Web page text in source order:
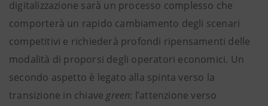
digitalizzazione sarà un processo complesso che
comporterà un rapido cambiamento degli scenari
competitivi e richiederà profondi ripensamenti delle
modalità di proporsi degli operatori economici. Un
secondo aspetto è legato alla spinta verso la
transizione in chiave green: l’attenzione verso